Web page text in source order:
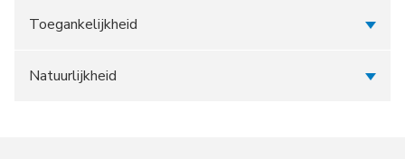
Toegankelijkheid
Natuurlijkheid